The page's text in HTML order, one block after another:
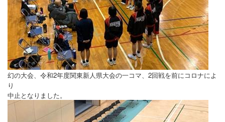
幻の大会、令和2年度関東新人県大会の一コマ、2回戦を前にコロナによ
り
中止となりました。